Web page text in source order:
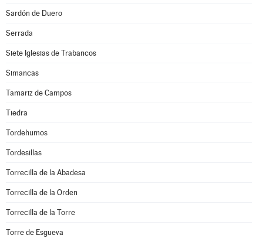
Sardón de Duero
Serrada
Siete Iglesias de Trabancos
Simancas
Tamariz de Campos
Tiedra
Tordehumos
Tordesillas
Torrecilla de la Abadesa
Torrecilla de la Orden
Torrecilla de la Torre
Torre de Esgueva